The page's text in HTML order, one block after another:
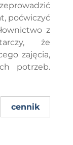
poćwiczyć
z
że
zajęcia,
potrzeb.
cennik